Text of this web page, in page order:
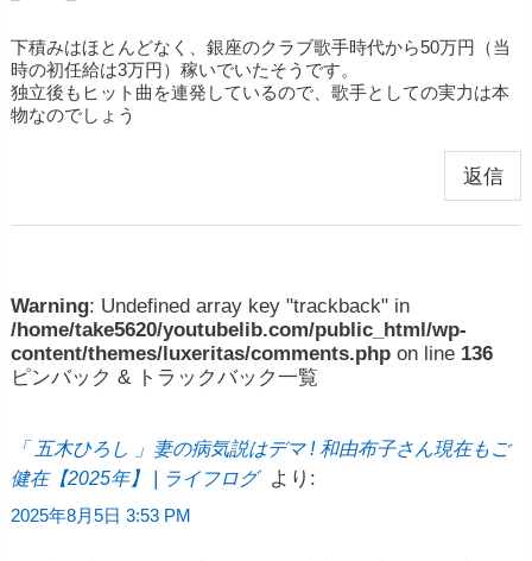
下積みはほとんどなく、銀座のクラブ歌手時代から50万円（当
時の初任給は3万円）稼いでいたそうです。
独立後もヒット曲を連発しているので、歌手としての実力は本
物なのでしょう
返信
Warning: Undefined array key "trackback" in
/home/take5620/youtubelib.com/public_html/wp-
content/themes/luxeritas/comments.php on line 136
ピンバック & トラックバック一覧
「 五木ひろし 」妻の病気説はデマ ! 和由布子さん現在もご
健在【2025年】 | ライフログ
より:
2025年8月5日 3:53 PM